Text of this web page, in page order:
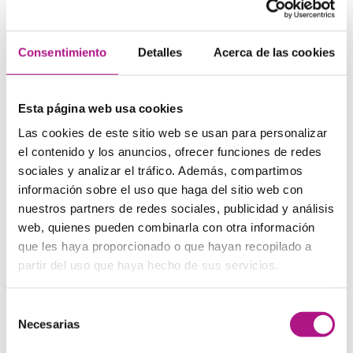
Consentimiento Detalles Acerca de las cookies
Esta página web usa cookies
Las cookies de este sitio web se usan para personalizar
el contenido y los anuncios, ofrecer funciones de redes
sociales y analizar el tráfico. Además, compartimos
información sobre el uso que haga del sitio web con
nuestros partners de redes sociales, publicidad y análisis
web, quienes pueden combinarla con otra información
que les haya proporcionado o que hayan recopilado a
partir del uso que haya hecho de sus servicios.
Necesarias
En What’s up! también te ofrecemos la oportunidad de
consultar con un English Coachpara darte ayuda
personal para aprender inglés, adaptado a tus objetivos,
disponibilidad… para que te resulte más fácil que nunca.
4) Porque aprenderás inglés
hablando
En España estamos acostumbrados a aprender idiomas
leyendo y escribiendo, pero es un método poco efectivo y
bastante aburrido. Intenta aprender inglés con un método
que te permita hacerlo como lo harías en “el mundo real”,
hablando y aprendiendo a desenvolverteen diferentes
situaciones. Verás como una vez que te lances, te resulta
estudiando. Además, al hablar con profesores nativos,
tendrás la oportunidad de trabajar a fondo tanto tus